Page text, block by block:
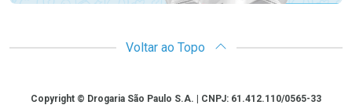
Voltar ao Topo
CopyrightCopyright © Drogaria São Paulo S.A. | CNPJ: 61.412.110/0565-33